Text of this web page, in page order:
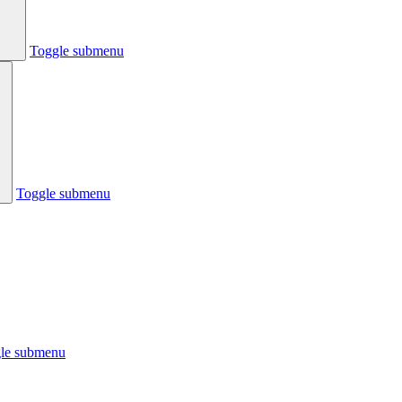
Toggle submenu
Toggle submenu
submenu